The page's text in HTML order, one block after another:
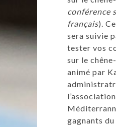
conférence
français).
sera suivie
tester vos
sur le
animé par
gagnants